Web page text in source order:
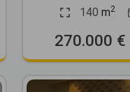
140 m2
270.000 €